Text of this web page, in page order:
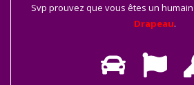
Svp prouvez que vous êtes un
Drapeau.